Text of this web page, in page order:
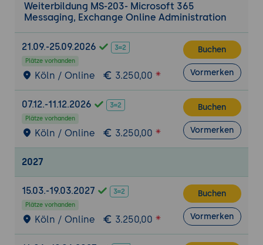
Verwaltung von Hybridszenarien mit
Exchange-Online- und Exchange-On-
Ordnern, Verwaltung von Archivierung und
Aufbewahrung
Verwaltung von Hybridszenarien,
einschließlich der Konfiguration von
Exchange-Online- und Exchange-On-
Premises-Bereitstellungen
Verwaltung von öffentlichen Ordnern zur
zwischen Benutzern
Verwalten von Archivierung und
Aufbewahrung von E-Mails und anderen
Verwaltung von Exchange Online-
Weiterbildung MS-203- Microsoft 365
Messaging, Exchange Online Administration
21.09.-25.09.2026
Plätze vorhanden
Köln / Online 3.250,00
Buchen
Vormerken
07.12.-11.12.2026
Plätze vorhanden
Köln / Online 3.250,00
Buchen
Vormerken
2027
15.03.-19.03.2027
Plätze vorhanden
Köln / Online 3.250,00
Buchen
Vormerken